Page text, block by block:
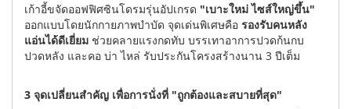
เก้าอี้ขจัดออฟฟิศซินโดรมรุ่นอัปเกรด "เบาะใหม่ ไซส์ใหญ่ขึ้น"
ออกแบบโดยนักกายภาพบำบัด จุดเด่นพิเศษคือ รองรับคนหลัง
แอ่นได้ดีเยี่ยม ช่วยคลายแรงกดทับ บรรเทาอาการปวดก้นกบ
ปวดหลัง และคอ บ่า ไหล่ รับประกันโครงสร้างนาน 3 ปีเต็ม
3 จุดเปลี่ยนสำคัญ เพื่อการนั่งที่ "ถูกต้องและสบายที่สุด"